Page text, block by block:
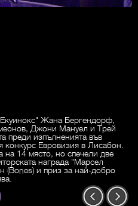
Жана Бергендорф,
Джони Мануел и Трей
преди изпълненията във
конкурс Евровизия в Лисабон.
на 14 място, но спечели две
награда "Марсел
(Bones) и приз за най-добро